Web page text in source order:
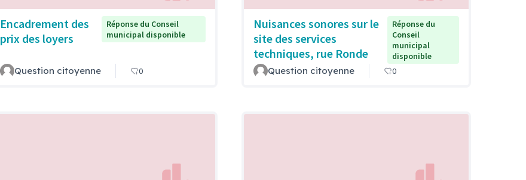
Encadrement des
prix des loyers
Réponse du Conseil
municipal disponible
Question citoyenne 0
Nuisances sonores sur le
site des services
techniques, rue Ronde
Réponse du
Conseil
municipal
disponible
Question citoyenne 0